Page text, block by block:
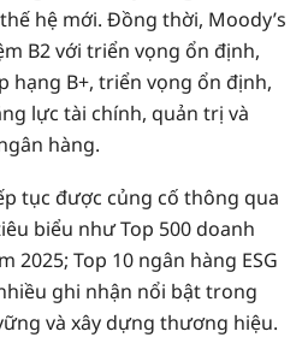
hệ mới. Đồng thời, Moody’s
B2 với triển vọng ổn định,
hạng B+, triển vọng ổn định,
lực tài chính, quản trị và
hàng.
tục được củng cố thông qua
biểu như Top 500 doanh
2025; Top 10 ngân hàng ESG
ghi nhận nổi bật trong
và xây dựng thương hiệu.